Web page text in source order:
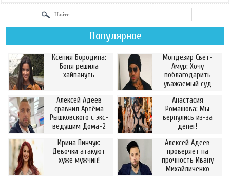
Популярное
Ксения Бородина:
Боня решила
хайпануть
Мондезир Свет-
Амур: Хочу
поблагодарить
уважаемый суд
Алексей Адеев
сравнил Артёма
Рышковского с экс-
ведущим Дома-2
Анастасия
Ромашова: Мы
вернулись из-за
денег!
Ирина Пинчук:
Девочки атакуют
хуже мужчин!
Алексей Адеев
проверяет на
прочность Ивану
Михайличенко